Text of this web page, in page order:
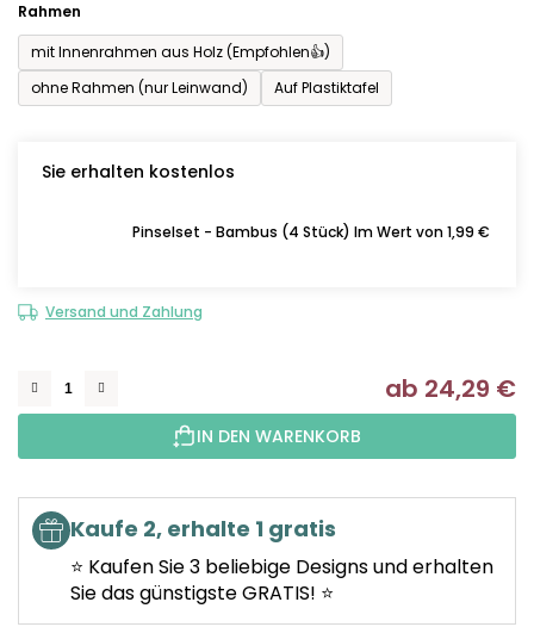
Rahmen
mit Innenrahmen aus Holz (Empfohlen👍)
ohne Rahmen (nur Leinwand)
Auf Plastiktafel
Sie erhalten kostenlos
Pinselset - Bambus (4 Stück) Im Wert von 1,99 €
Versand und Zahlung
ab 24,29 €
IN DEN WARENKORB
Kaufe 2, erhalte 1 gratis
⭐ Kaufen Sie 3 beliebige Designs und erhalten
Sie das günstigste GRATIS! ⭐